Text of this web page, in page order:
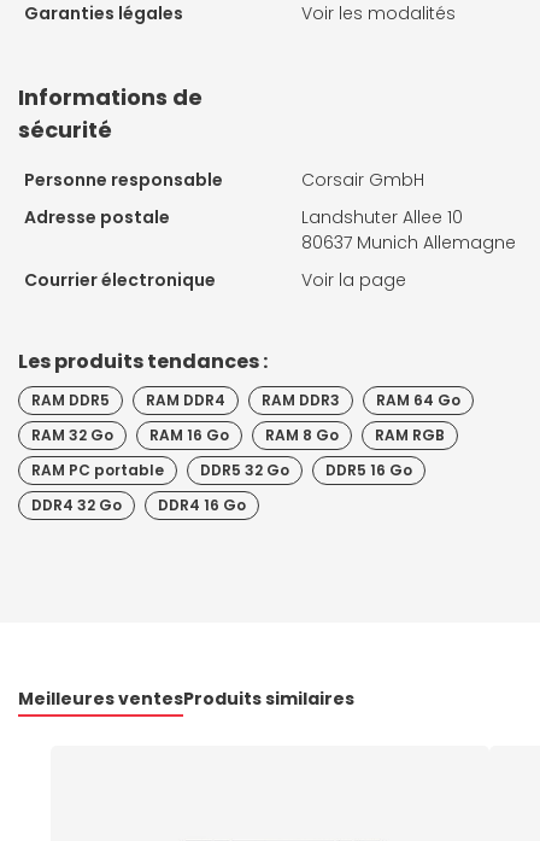
Garanties légales
Voir les modalités
Informations de
sécurité
Personne responsable
Corsair GmbH
Adresse postale
Landshuter Allee 10
80637 Munich Allemagne
Courrier électronique
Voir la page
Les produits tendances :
RAM DDR5 RAM DDR4 RAM DDR3
RAM 64 Go
RAM 32 Go
RAM 16 Go RAM 8 Go
RAM RGB
RAM PC portable
DDR5 32 Go
DDR5 16 Go
DDR4 32 Go
DDR4 16 Go
Meilleures ventesProduits similaires